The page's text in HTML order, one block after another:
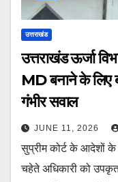
उत्तराखंड
उत्तराखंड ऊर्जा
MD बनाने के लिए
गंभीर सवाल
JUNE 11, 2026
सुप्रीम कोर्ट के आदेशों के
चहेते अधिकारी को उपकृत